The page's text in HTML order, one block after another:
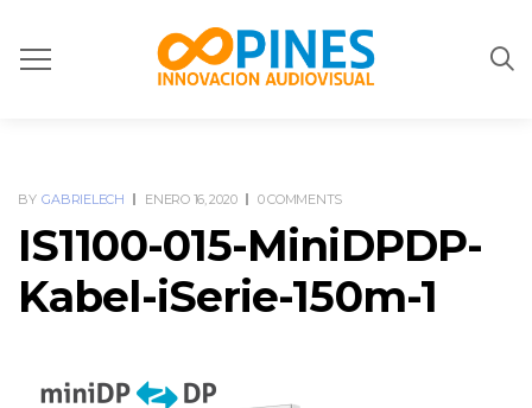
BY GABRIELECH ENERO 16, 2020 0 COMMENTS
IS1100-015-MiniDPDP-
Kabel-iSerie-150m-1